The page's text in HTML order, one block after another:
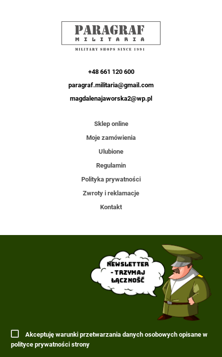
+48 661 120 600
paragraf.militaria@gmail.com
magdalenajaworska2@wp.pl
Sklep online
Moje zamówienia
Ulubione
Regulamin
Polityka prywatności
Zwroty i reklamacje
Kontakt
Akceptuję warunki przetwarzania danych osobowych opisane w
polityce prywatności strony
Newsletter
- trzymaj
łączność